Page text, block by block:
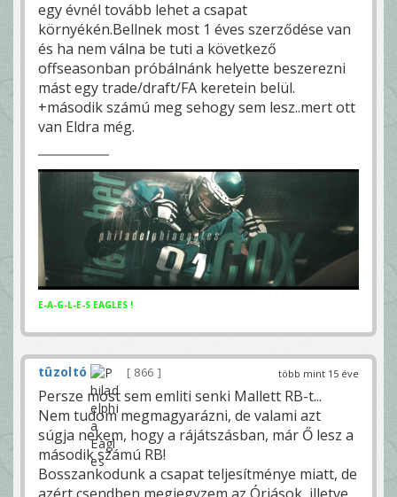
egy évnél tovább lehet a csapat
környékén.Bellnek most 1 éves szerződése van
és ha nem válna be tuti a következő
offseasonban próbálnánk helyette beszerezni
mást egy trade/draft/FA keretein belül.
+második számú meg sehogy sem lesz..mert ott
van Eldra még.
E-A-G-L-E-S EAGLES !
több mint 15 éve
tûzoltó 866
Persze most sem emliti senki Mallett RB-t...
Nem tudom megmagyarázni, de valami azt
súgja nekem, hogy a rájátszásban, már Ő lesz a
második számú RB!
Bosszankodunk a csapat teljesítménye miatt, de